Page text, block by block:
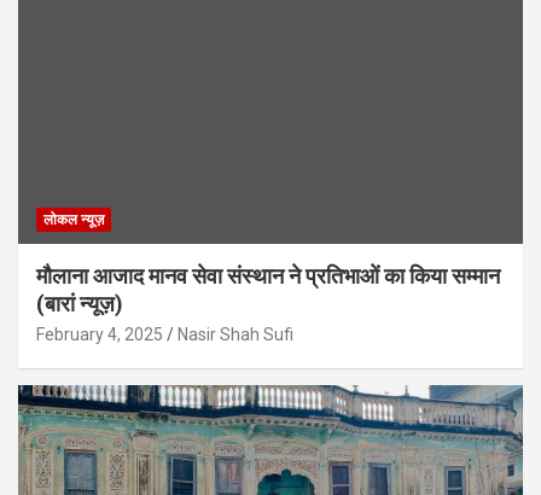
लोकल न्यूज़
मौलाना आजाद मानव सेवा संस्थान ने प्रतिभाओं का किया सम्मान
(बारां न्यूज़)
February 4, 2025 Nasir Shah Sufi